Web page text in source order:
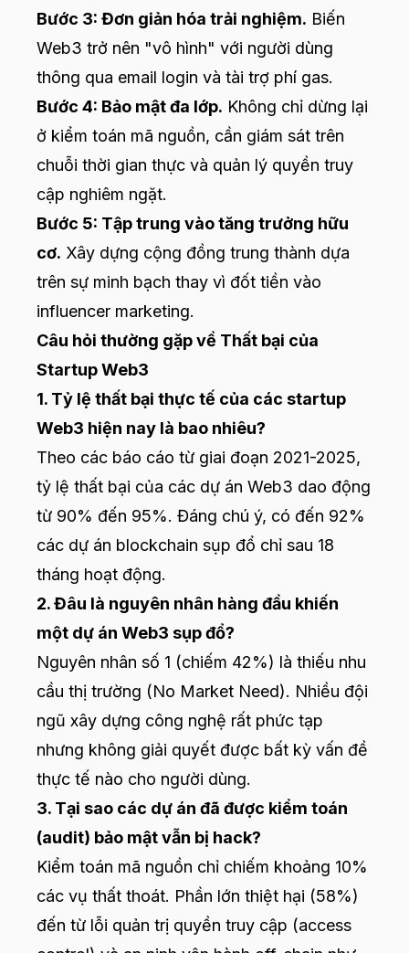
Bước 3: Đơn giản hóa trải nghiệm. Biến
Web3 trở nên "vô hình" với người dùng
thông qua email login và tài trợ phí gas.
Bước 4: Bảo mật đa lớp. Không chỉ dừng lại
ở kiểm toán mã nguồn, cần giám sát trên
chuỗi thời gian thực và quản lý quyền truy
cập nghiêm ngặt.
Bước 5: Tập trung vào tăng trưởng hữu
cơ. Xây dựng cộng đồng trung thành dựa
trên sự minh bạch thay vì đốt tiền vào
influencer marketing.
Câu hỏi thường gặp về Thất bại của
Startup Web3
1. Tỷ lệ thất bại thực tế của các startup
Web3 hiện nay là bao nhiêu?
Theo các báo cáo từ giai đoạn 2021-2025,
tỷ lệ thất bại của các dự án Web3 dao động
từ 90% đến 95%. Đáng chú ý, có đến 92%
các dự án blockchain sụp đổ chỉ sau 18
tháng hoạt động.
2. Đâu là nguyên nhân hàng đầu khiến
một dự án Web3 sụp đổ?
Nguyên nhân số 1 (chiếm 42%) là thiếu nhu
cầu thị trường (No Market Need). Nhiều đội
ngũ xây dựng công nghệ rất phức tạp
nhưng không giải quyết được bất kỳ vấn đề
thực tế nào cho người dùng.
3. Tại sao các dự án đã được kiểm toán
(audit) bảo mật vẫn bị hack?
Kiểm toán mã nguồn chỉ chiếm khoảng 10%
các vụ thất thoát. Phần lớn thiệt hại (58%)
đến từ lỗi quản trị quyền truy cập (access